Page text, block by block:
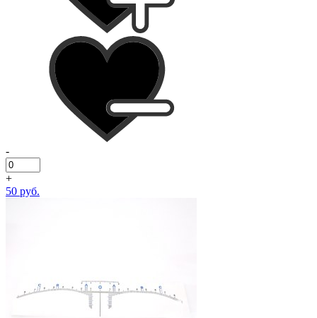
-
+
50 руб.